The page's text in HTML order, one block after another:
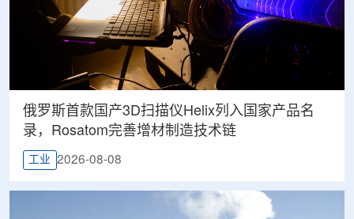
俄罗斯首款国产3D扫描仪Helix列入国家产品名
录，Rosatom完善增材制造技术链
工业 2026-08-08